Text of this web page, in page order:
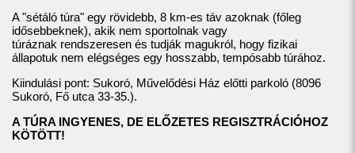
A "sétáló túra" egy rövidebb, 8 km-es táv azoknak (főleg
idősebbeknek), akik nem sportolnak vagy
túráznak rendszeresen és tudják magukról, hogy fizikai
állapotuk nem elégséges egy hosszabb, tempósabb túrához.
Kiindulási pont: Sukoró, Művelődési Ház előtti parkoló (8096
Sukoró, Fő utca 33-35.).
A TÚRA INGYENES, DE ELŐZETES REGISZTRÁCIÓHOZ
KÖTÖTT!